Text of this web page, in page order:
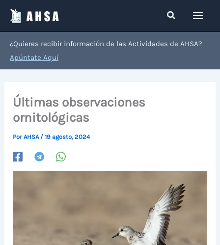
contenido
Buscar
¿Quieres recibir información de las Actividades de AHSA?
Apúntate Aquí
Últimas observaciones
ornitológicas
PorAHSA /19 agosto, 2024